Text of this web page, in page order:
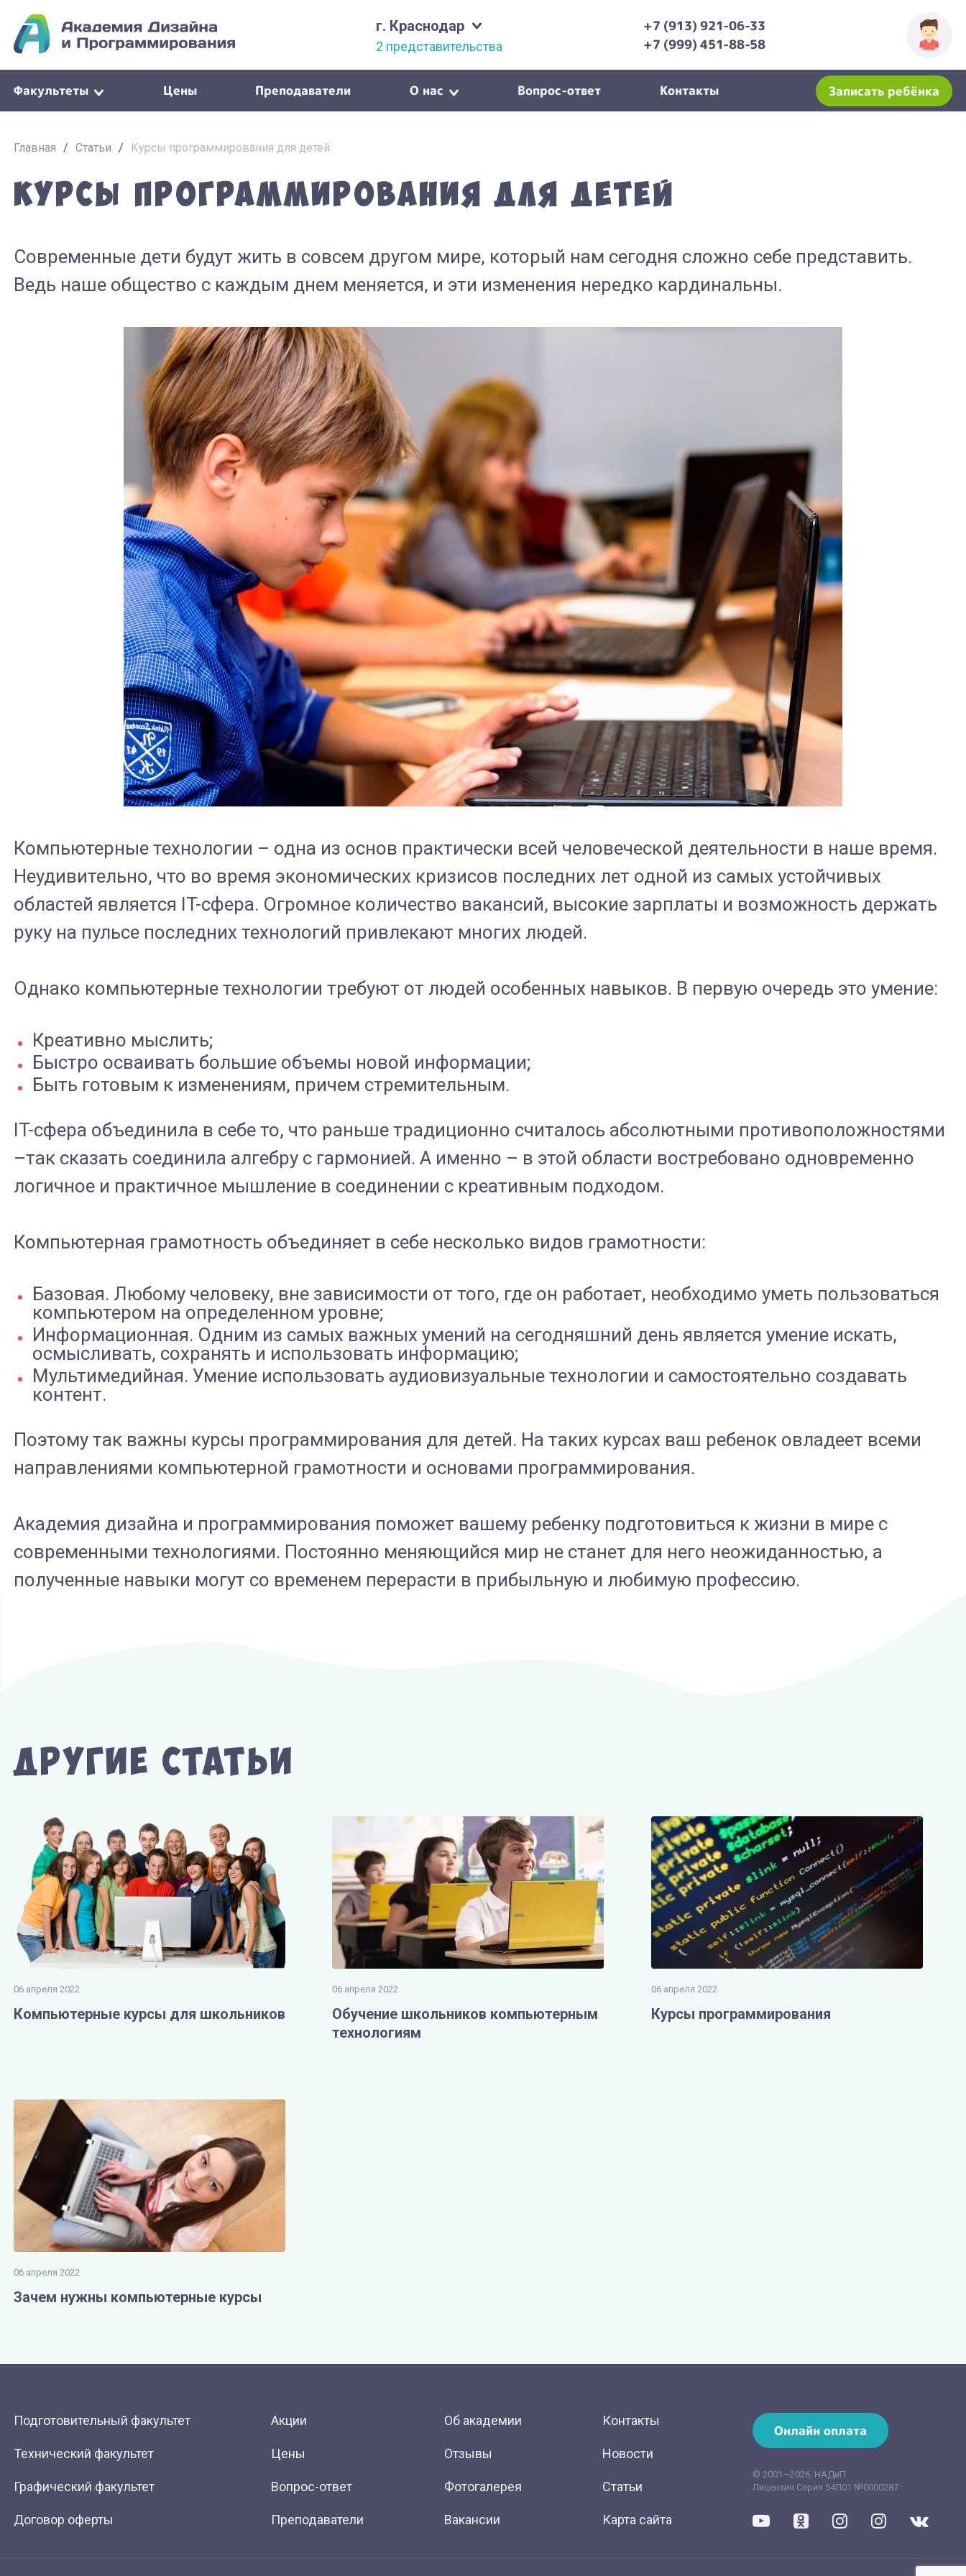
г. Краснодар
2 представительства
+7 (913) 921-06-33
+7 (999) 451-88-58
Факультеты Цены Преподаватели О нас Вопрос-ответ Контакты Записать ребёнка
Главная / Статьи / Курсы программирования для детей
Курсы программирования для детей
Современные дети будут жить в совсем другом мире, который нам сегодня сложно себе представить.
Ведь наше общество с каждым днем меняется, и эти изменения нередко кардинальны.
Компьютерные технологии – одна из основ практически всей человеческой деятельности в наше время.
Неудивительно, что во время экономических кризисов последних лет одной из самых устойчивых
областей является IT-сфера. Огромное количество вакансий, высокие зарплаты и возможность держать
руку на пульсе последних технологий привлекают многих людей.
Однако компьютерные технологии требуют от людей особенных навыков. В первую очередь это умение:
Креативно мыслить;
Быстро осваивать большие объемы новой информации;
Быть готовым к изменениям, причем стремительным.
IT-сфера объединила в себе то, что раньше традиционно считалось абсолютными противоположностями
–так сказать соединила алгебру с гармонией. А именно – в этой области востребовано одновременно
логичное и практичное мышление в соединении с креативным подходом.
Компьютерная грамотность объединяет в себе несколько видов грамотности:
Базовая. Любому человеку, вне зависимости от того, где он работает, необходимо уметь пользоваться
компьютером на определенном уровне;
Информационная. Одним из самых важных умений на сегодняшний день является умение искать,
осмысливать, сохранять и использовать информацию;
Мультимедийная. Умение использовать аудиовизуальные технологии и самостоятельно создавать
контент.
Поэтому так важны курсы программирования для детей. На таких курсах ваш ребенок овладеет всеми
направлениями компьютерной грамотности и основами программирования.
Академия дизайна и программирования поможет вашему ребенку подготовиться к жизни в мире с
современными технологиями. Постоянно меняющийся мир не станет для него неожиданностью, а
полученные навыки могут со временем перерасти в прибыльную и любимую профессию.
Другие Статьи
06 апреля 2022
Компьютерные курсы для школьников
06 апреля 2022
Обучение школьников компьютерным
технологиям
06 апреля 2022
Курсы программирования
06 апреля 2022
Зачем нужны компьютерные курсы
Подготовительный факультет
Технический факультет
Графический факультет
Договор оферты
Акции
Цены
Вопрос-ответ
Преподаватели
Об академии
Отзывы
Фотогалерея
Вакансии
Контакты
Новости
Статьи
Карта сайта
Онлайн оплата
© 2001—2026, НАДиП
Лицензия Серия 54Л01 №0000287